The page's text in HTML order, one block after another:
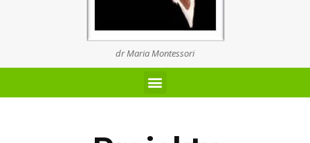
dr Maria Montessori